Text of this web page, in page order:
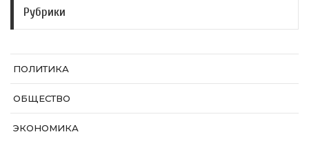
Рубрики
ПОЛИТИКА
ОБЩЕСТВО
ЭКОНОМИКА